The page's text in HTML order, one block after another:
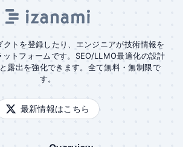
トを登録したり、エンジニアが技術情報を
トフォームです。SEO/LLMO最適化の設計
露出を強化できます。全て無料・無制限で
す。
最新情報はこちら